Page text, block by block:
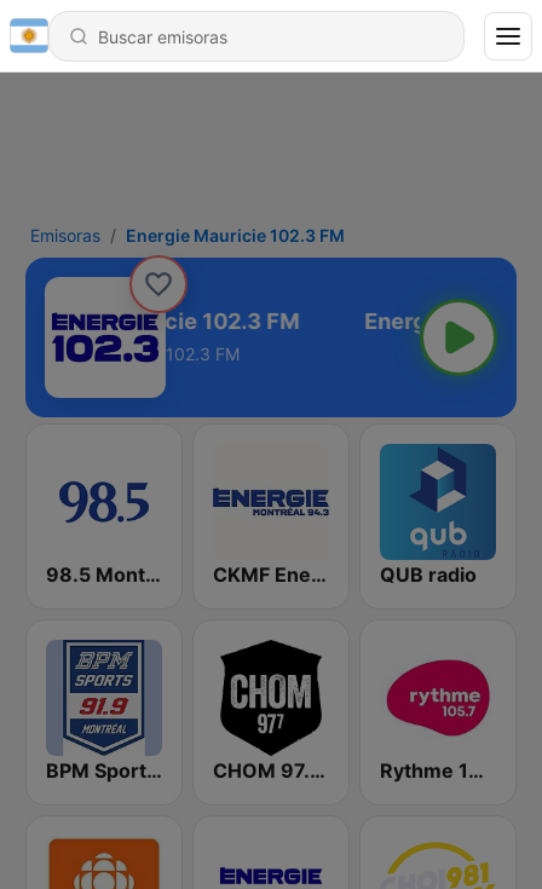
Emisoras Energie Mauricie 102.3 FM
Energie Mauricie 102.3 FM
102.3 FM
98.5 Montréal CKMF Energie Montréal 94.3 FM QUB radio
BPM Sports 91.9 FM CHOM 97.7 FM Rythme 105.7 FM